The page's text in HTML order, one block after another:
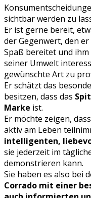
sichtbar werden zu
Er ist gerne bereit,
der Gegenwert, den
Spaß bereitet und ihm
seiner Umwelt
gewünschte Art zu
Er schätzt das
besitzen, dass das
Marke ist.
Er möchte zeigen,
aktiv am Leben
intelligenten,
sie jederzeit im
demonstrieren kann.
Sie haben es also bei
Corrado mit einer